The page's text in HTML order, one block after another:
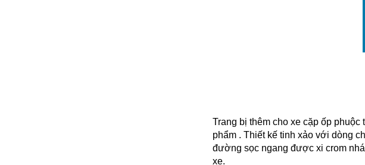
Trang bị thêm cho xe cặp ốp
phẩm . Thiết kế tinh xảo với dòng
đường sọc ngang được xi crom
xe.